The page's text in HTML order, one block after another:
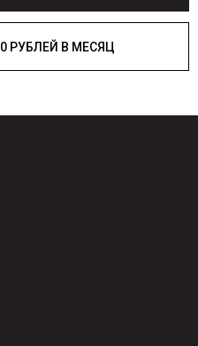
РАССРОЧКА ОТ 1000 РУБЛЕЙ В МЕСЯЦ